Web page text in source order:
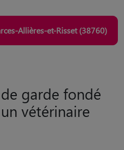
Allières-et-Risset (38760)
garde fondé
vétérinaire